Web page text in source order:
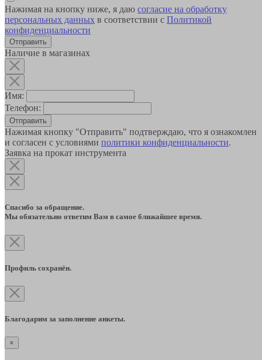
Нажимая на кнопку ниже, я даю согласие на обработку
персональных данных в соответствии с Политикой
конфиденциальности
Наличие в магазинах
Имя:
Телефон:
Отправить
Нажимая кнопку "Отправить" подтверждаю, что я ознакомлен
и согласен с условиями политики конфиденциальности.
Заявка на прокат инструмента
Спасибо за обращение.
Мы обязательно ответим Вам в самое ближайшее время.
Профиль сохранён.
Благодарим за заполнение анкеты.
×